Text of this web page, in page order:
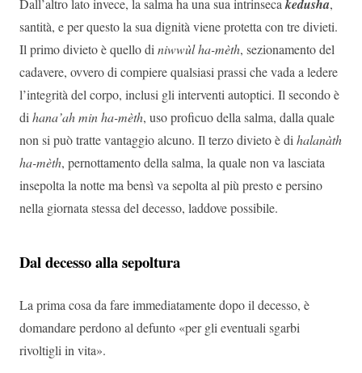
Dall’altro lato invece, la salma ha una sua intrinseca kedusha,
santità, e per questo la sua dignità viene protetta con tre divieti.
Il primo divieto è quello di niwwùl ha-mèth, sezionamento del
cadavere, ovvero di compiere qualsiasi prassi che vada a ledere
l’integrità del corpo, inclusi gli interventi autoptici. Il secondo è
di hana’ah minha-mèth, uso proficuo della salma, dalla quale
non si può tratte vantaggio alcuno. Il terzo divieto è di halanàth
ha-mèth, pernottamento della salma, la quale non va lasciata
insepolta la notte ma bensì va sepolta al più presto e persino
nella giornata stessa del decesso, laddove possibile.
Dal decesso alla sepoltura
La prima cosa da fare immediatamente dopo il decesso, è
domandare perdono al defunto «per gli eventuali sgarbi
rivoltigli in vita».